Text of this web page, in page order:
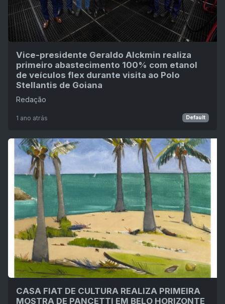
Vice-presidente Geraldo Alckmin realiza
primeiro abastecimento 100% com etanol
de veículos flex durante visita ao Polo
Stellantis de Goiana
Redação
1 ano atrás Default
CASA FIAT DE CULTURA REALIZA PRIMEIRA
MOSTRA DE PANCETTI EM BELO HORIZONTE